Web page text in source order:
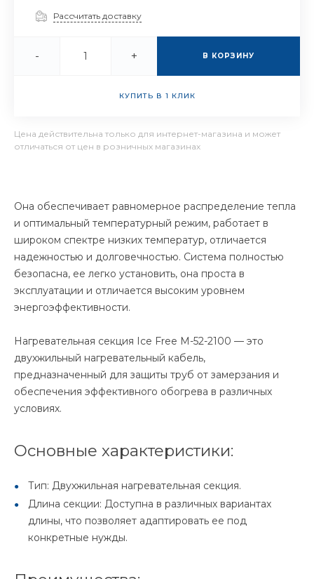
Рассчитать доставку
- + В КОРЗИНУ
КУПИТЬ В 1 КЛИК
Цена действительна только для интернет-магазина и может
отличаться от цен в розничных магазинах
Она обеспечивает равномерное распределение тепла
и оптимальный температурный режим, работает в
широком спектре низких температур, отличается
надежностью и долговечностью. Система полностью
безопасна, ее легко установить, она проста в
эксплуатации и отличается высоким уровнем
энергоэффективности.
Нагревательная секция Ice Free M-52-2100 — это
двухжильный нагревательный кабель,
предназначенный для защиты труб от замерзания и
обеспечения эффективного обогрева в различных
условиях.
Основные характеристики:
Тип: Двухжильная нагревательная секция.
Длина секции: Доступна в различных вариантах
длины, что позволяет адаптировать ее под
конкретные нужды.